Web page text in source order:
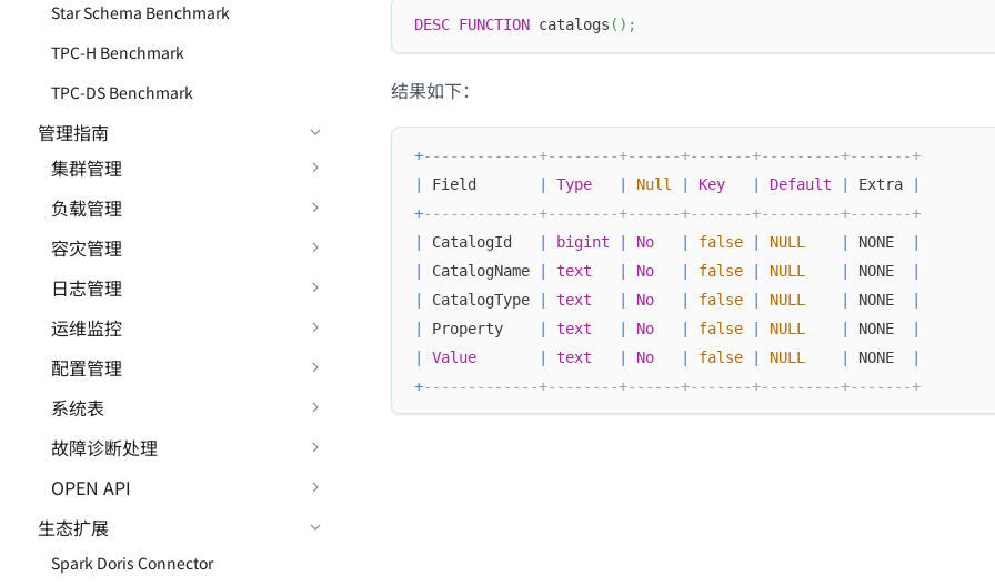
Star Schema Benchmark
TPC-H Benchmark
TPC-DS Benchmark
管理指南
集群管理
负载管理
容灾管理
日志管理
运维监控
配置管理
系统表
故障诊断处理
OPEN API
生态扩展
Spark Doris Connector
DESC FUNCTION catalogs ( ) ;
结果如下：
+-------------+--------+------+-------+---------+-------+
|
Field | Type | Null | Key | Default | Extra
|
+-------------+--------+------+-------+---------+-------+
|
CatalogId | bigint | No | false | NULL | NONE
|
|
CatalogName | text | No | false | NULL | NONE
|
|
CatalogType | text | No | false | NULL | NONE
|
|
Property | text | No | false | NULL | NONE
|
|
Value | text | No | false | NULL | NONE
|
+-------------+--------+------+-------+---------+-------+